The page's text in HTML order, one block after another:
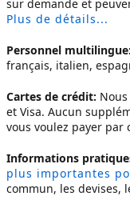
sur demande et
Plus de détails...
Personnel multilingue:
français, italien,
Cartes de crédit:
et Visa. Aucun
vous voulez payer par
Informations
plus importantes
commun, les devises,